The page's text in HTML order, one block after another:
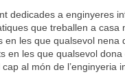
dedicades a enginyeres
que treballen a
en les que qualsevol
en les que qualsevol
al món de l’enginyeria